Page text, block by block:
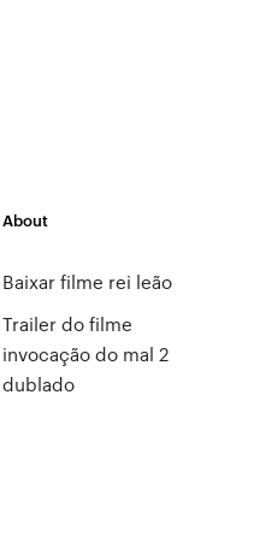
About
Baixar filme rei leão
Trailer do filme
invocação do mal 2
dublado